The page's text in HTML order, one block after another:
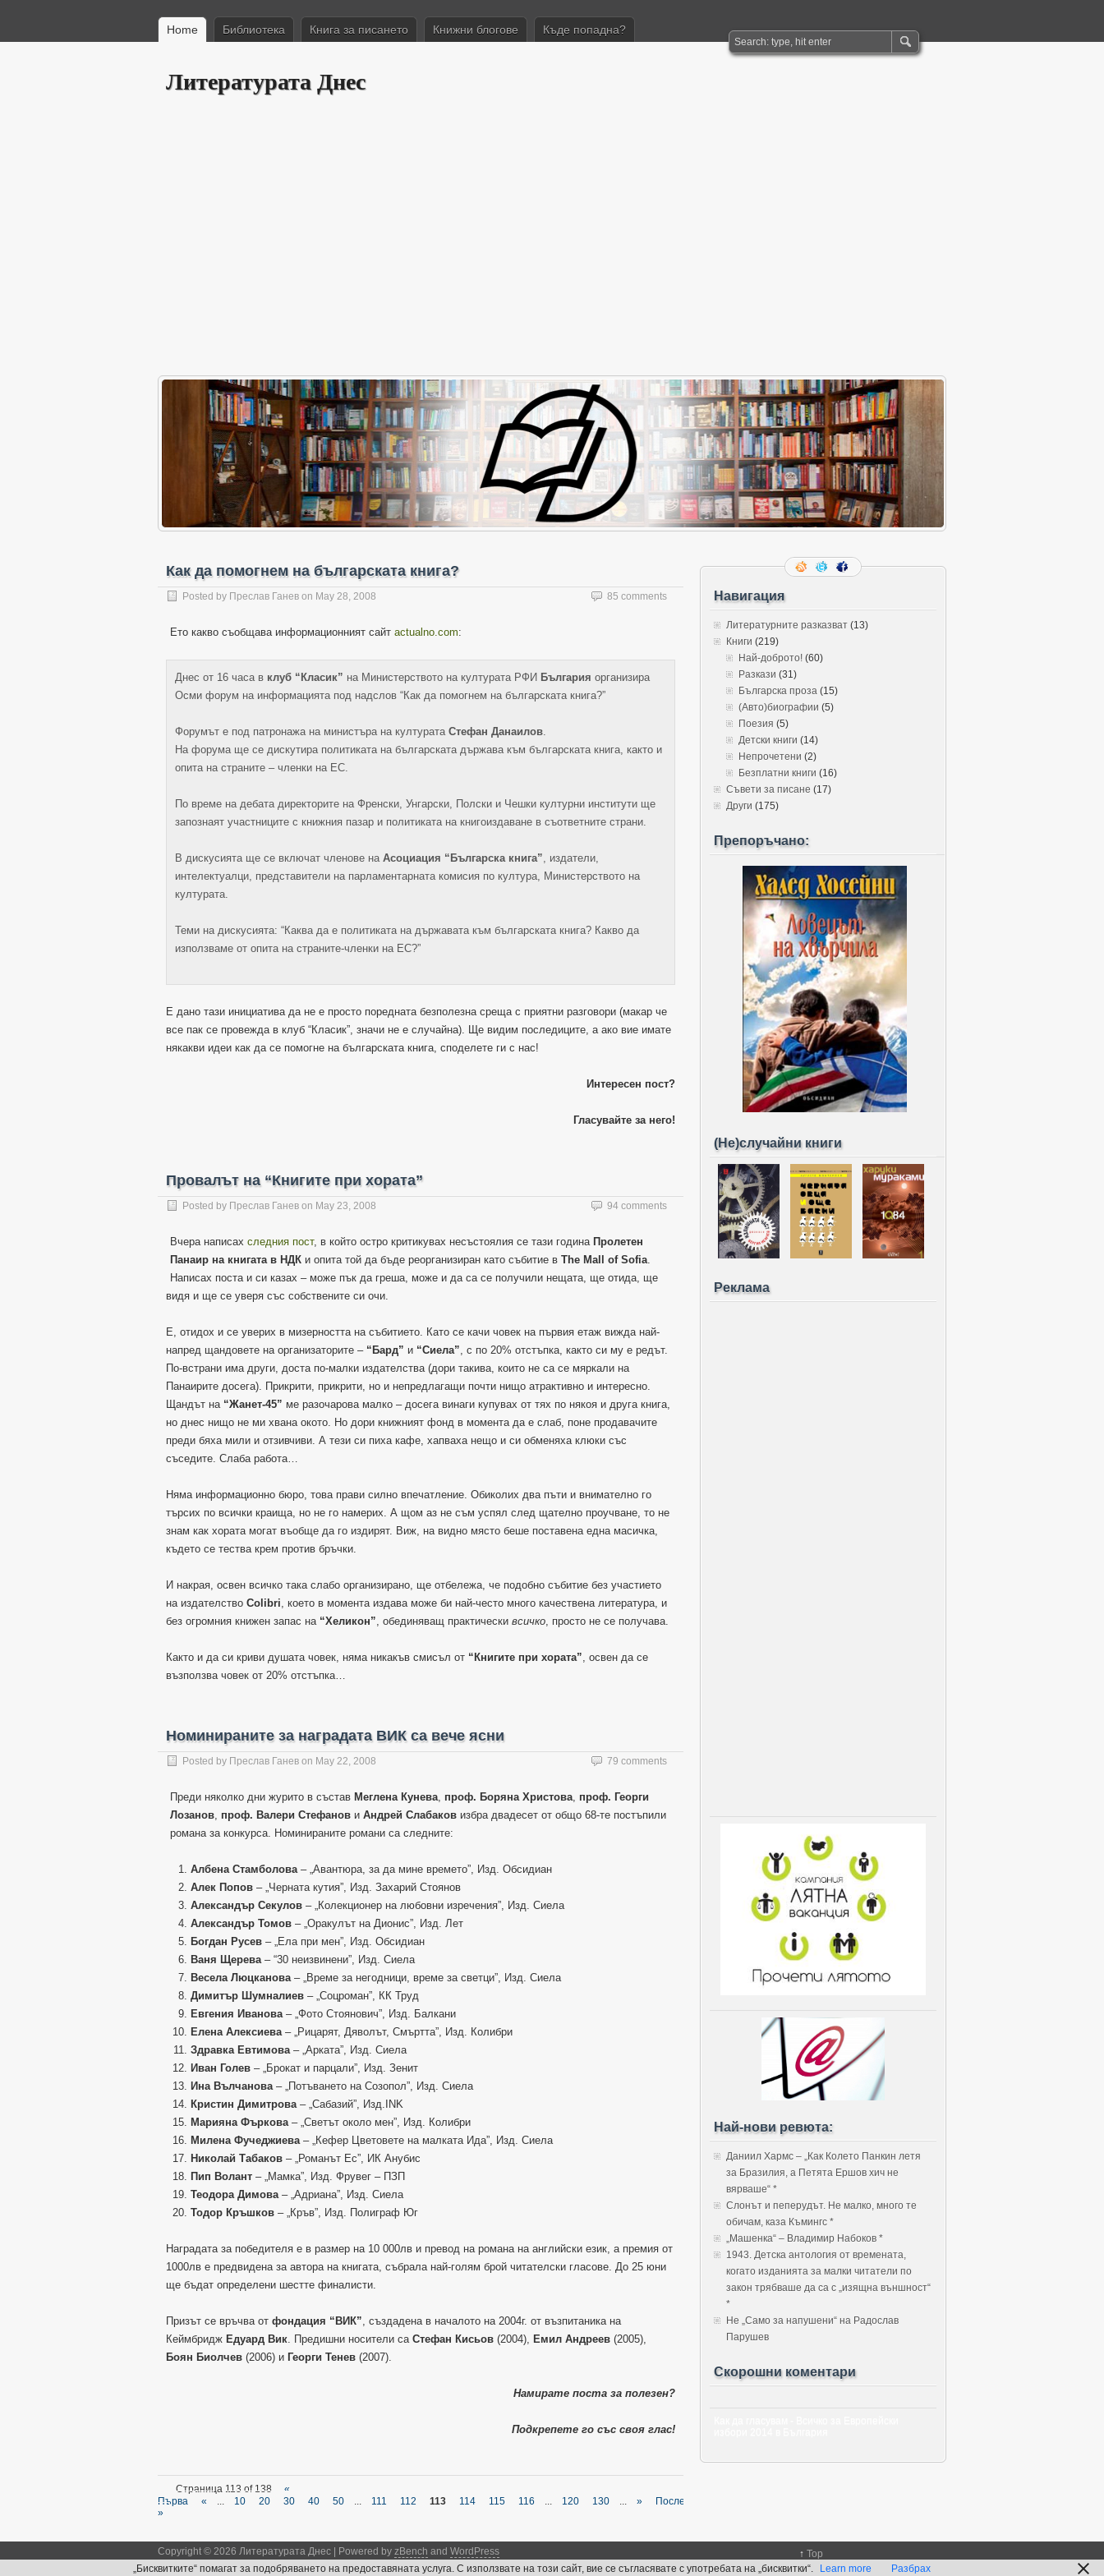
Home Библиотека Книга за писането Книжни блогове Къде попадна?
Литературата Днес
Как да помогнем на българската книга?
Posted by Преслав Ганев on May 28, 2008 85 comments
Ето какво съобщава информационният сайт actualno.com:
Днес от 16 часа в клуб “Класик” на Министерството на културата РФИ България организира
Осми форум на информацията под надслов “Как да помогнем на българската книга?”
Форумът е под патронажа на министъра на културата Стефан Данаилов.
На форума ще се дискутира политиката на българската държава към българската книга, както и
опита на страните – членки на ЕС.
По време на дебата директорите на Френски, Унгарски, Полски и Чешки културни институти ще
запознаят участниците с книжния пазар и политиката на книгоиздаване в съответните страни.
В дискусията ще се включат членове на Асоциация “Българска книга”, издатели,
интелектуалци, представители на парламентарната комисия по култура, Министерството на
културата.
Теми на дискусията: “Каква да е политиката на държавата към българската книга? Какво да
използваме от опита на страните-членки на ЕС?”
Е дано тази инициатива да не е просто поредната безполезна среща с приятни разговори (макар че
все пак се провежда в клуб “Класик”, значи не е случайна). Ще видим последиците, а ако вие имате
някакви идеи как да се помогне на българската книга, споделете ги с нас!
Интересен пост?
Гласувайте за него!
Провалът на “Книгите при хората”
Posted by Преслав Ганев on May 23, 2008 94 comments
Вчера написах следния пост, в който остро критикувах несъстоялия се тази година Пролетен
Панаир на книгата в НДК и опита той да бъде реорганизиран като събитие в The Mall of Sofia.
Написах поста и си казах – може пък да греша, може и да са се получили нещата, ще отида, ще
видя и ще се уверя със собствените си очи.
Е, отидох и се уверих в мизерността на събитието. Като се качи човек на първия етаж вижда най-
напред щандовете на организаторите – “Бард” и “Сиела”, с по 20% отстъпка, както си му е редът.
По-встрани има други, доста по-малки издателства (дори такива, които не са се мяркали на
Панаирите досега). Прикрити, прикрити, но и непредлагащи почти нищо атрактивно и интересно.
Щандът на “Жанет-45” ме разочарова малко – досега винаги купувах от тях по някоя и друга книга,
но днес нищо не ми хвана окото. Но дори книжният фонд в момента да е слаб, поне продавачите
преди бяха мили и отзивчиви. А тези си пиха кафе, хапваха нещо и си обменяха клюки със
съседите. Слаба работа…
Няма информационно бюро, това прави силно впечатление. Обиколих два пъти и внимателно го
търсих по всички краища, но не го намерих. А щом аз не съм успял след щателно проучване, то не
знам как хората могат въобще да го издирят. Виж, на видно място беше поставена една масичка,
където се тества крем против бръчки.
И накрая, освен всичко така слабо организирано, ще отбележа, че подобно събитие без участието
на издателство Colibri, което в момента издава може би най-често много качествена литература, и
без огромния книжен запас на “Хеликон”, обединяващ практически всичко, просто не се получава.
Както и да си криви душата човек, няма никакъв смисъл от “Книгите при хората”, освен да се
възползва човек от 20% отстъпка…
Номинираните за наградата ВИК са вече ясни
Posted by Преслав Ганев on May 22, 2008 79 comments
Преди няколко дни журито в състав Меглена Кунева, проф. Боряна Христова, проф. Георги
Лозанов, проф. Валери Стефанов и Андрей Слабаков избра двадесет от общо 68-те постъпили
романа за конкурса. Номинираните романи са следните:
Албена Стамболова– „Авантюра, за да мине времето”, Изд. Обсидиан
Алек Попов – „Черната кутия”, Изд. Захарий Стоянов
Александър Секулов – „Колекционер на любовни изречения”, Изд. Сиела
Александър Томов – „Оракулът на Дионис”, Изд. Лет
Богдан Русев – „Ела при мен”, Изд. Обсидиан
Ваня Щерева– “30 неизвинени”, Изд. Сиела
Весела Люцканова– „Време за негодници, време за светци”, Изд. Сиела
Димитър Шумналиев – „Соцроман”, КК Труд
Евгения Иванова– „Фото Стоянович”, Изд. Балкани
Елена Алексиева– „Рицарят, Дяволът, Смъртта”, Изд. Колибри
Здравка Евтимова– „Арката”, Изд. Сиела
Иван Голев – „Брокат и парцали”, Изд. Зенит
Ина Вълчанова– „Потъването на Созопол”, Изд. Сиела
Кристин Димитрова– „Сабазий”, Изд.INK
Марияна Фъркова– „Светът около мен”, Изд. Колибри
Милена Фучеджиева– „Кефер Цветовете на малката Ида”, Изд. Сиела
Николай Табаков – „Романът Ес”, ИК Анубис
Пип Волант – „Мамка”, Изд. Фрувег – ПЗП
Теодора Димова– „Адриана”, Изд. Сиела
Тодор Кръшков – „Кръв”, Изд. Полиграф Юг
Наградата за победителя е в размер на 10 000лв и превод на романа на английски език, а премия от
1000лв е предвидена за автора на книгата, събрала най-голям брой читателски гласове. До 25 юни
ще бъдат определени шестте финалисти.
Призът се връчва от фондация “ВИК”, създадена в началото на 2004г. от възпитаника на
Кеймбридж Едуард Вик. Предишни носители са Стефан Кисьов (2004), Емил Андреев (2005),
Боян Биолчев (2006) и Георги Тенев (2007).
Намирате поста за полезен?
Подкрепете го със своя глас!
Страница 113 of 138
«
Първа
« ... 10 20 30 40 50 ... 111 112 113 114 115 116 ... 120 130 ... »
Последна
»
Навигация
Литературните разказват (13)
Книги (219)
Най-доброто! (60)
Разкази (31)
Българска проза (15)
(Авто)биографии (5)
Поезия (5)
Детски книги (14)
Непрочетени (2)
Безплатни книги (16)
Съвети за писане (17)
Други (175)
Препоръчано:
(Не)случайни книги
Реклама
Най-нови ревюта:
Даниил Хармс – „Как Колето Панкин летя
за Бразилия, а Петята Ершов хич не
вярваше“ *
Слонът и пеперудът. Не малко, много те
обичам, каза Къмингс *
„Машенка“ – Владимир Набоков *
1943. Детска антология от времената,
когато изданията за малки читатели по
закон трябваше да са с „изящна външност“
*
Не „Само за напушени“ на Радослав
Парушев
Скорошни коментари
Copyright © 2026 Литературата Днес | Powered by zBench and WordPress ↑ Top
„Бисквитките“ помагат за подобряването на предоставяната услуга. С използвате на този сайт, вие се съгласявате с употребата на „бисквитки“.
Learn more Разбрах